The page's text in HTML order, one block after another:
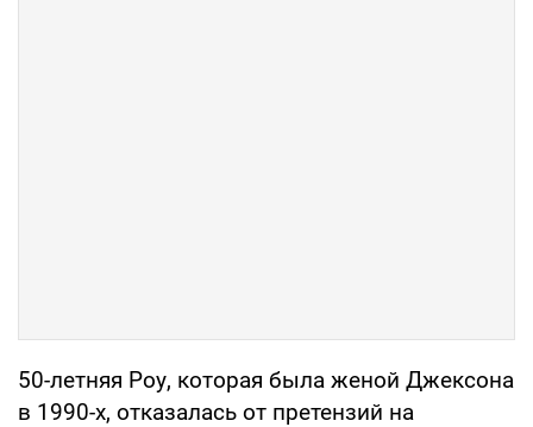
50-летняя Роу, которая была женой Джексона
в 1990-х, отказалась от претензий на